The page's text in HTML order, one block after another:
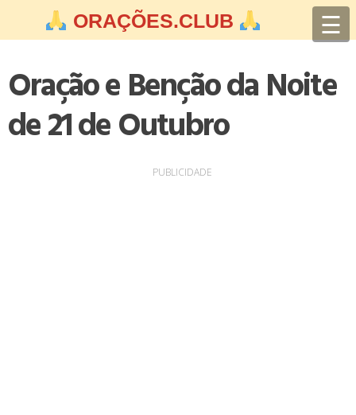
ORAÇÕES.CLUB ☰
Oração e Benção da Noite
de 21 de Outubro
PUBLICIDADE